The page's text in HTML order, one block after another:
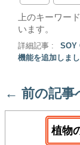
上のキーワー
います。
詳細記事 :
SOY
機能を追加しま
← 前の記事
植物